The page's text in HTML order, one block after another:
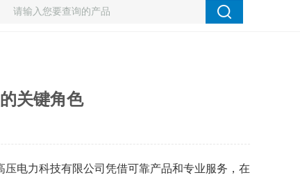
关键角色
电力科技有限公司凭借可靠产品和专业服务，在